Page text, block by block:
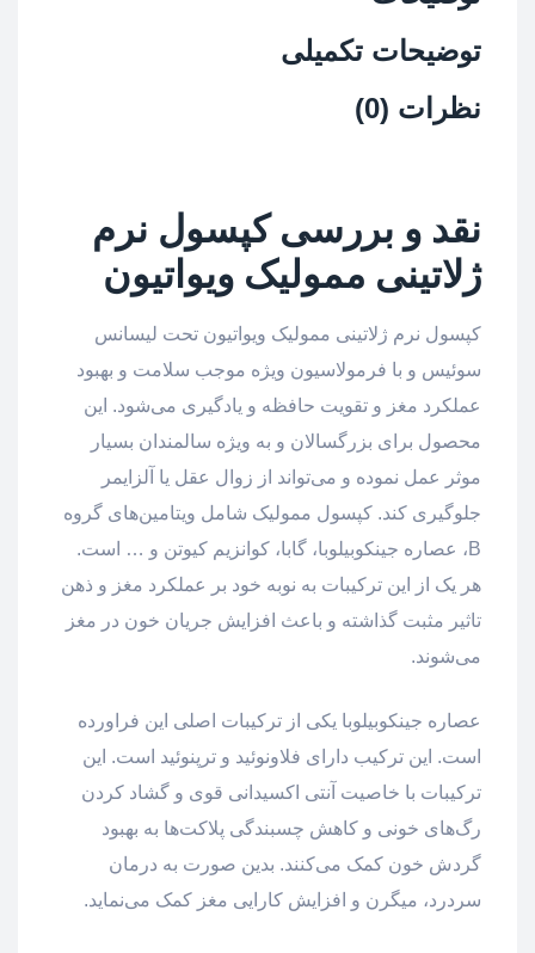
توضیحات تکمیلی
نظرات (0)
نقد و بررسی کپسول نرم
ژلاتینی ممولیک ویواتیون
کپسول نرم ژلاتینی ممولیک ویواتیون تحت لیسانس
سوئیس و با فرمولاسیون ویژه موجب سلامت و بهبود
عملکرد مغز و تقویت حافظه و یادگیری می‌شود. این
محصول برای بزرگسالان و به ویژه سالمندان بسیار
موثر عمل نموده و می‌تواند از زوال عقل یا آلزایمر
جلوگیری کند. کپسول ممولیک شامل ویتامین‌های گروه
B، عصاره جینکوبیلوبا، گابا، کوانزیم کیوتن و … است.
هر یک از این ترکیبات به نوبه خود بر عملکرد مغز و ذهن
تاثیر مثبت گذاشته و باعث افزایش جریان خون در مغز
می‌شوند.
عصاره جینکوبیلوبا یکی از ترکیبات اصلی این فراورده
است. این ترکیب دارای فلاونوئید و ترپنوئید است. این
ترکیبات با خاصیت آنتی اکسیدانی قوی و گشاد کردن
رگ‌های خونی و کاهش چسبندگی پلاکت‌ها به بهبود
گردش خون کمک می‌کنند. بدین صورت به درمان
سردرد، میگرن و افزایش کارایی مغز کمک می‌نماید.